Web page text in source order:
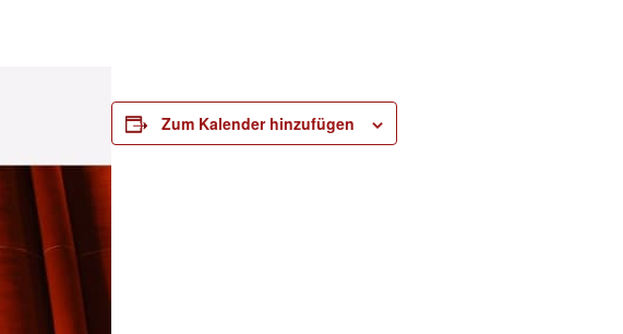
Zum Kalender hinzufügen